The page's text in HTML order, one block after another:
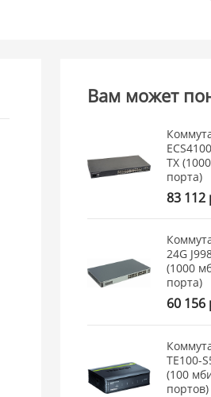
Вам может
TX
порта)
83 112
24G
(1000
порта)
60 156
TE100-
(100
портов)